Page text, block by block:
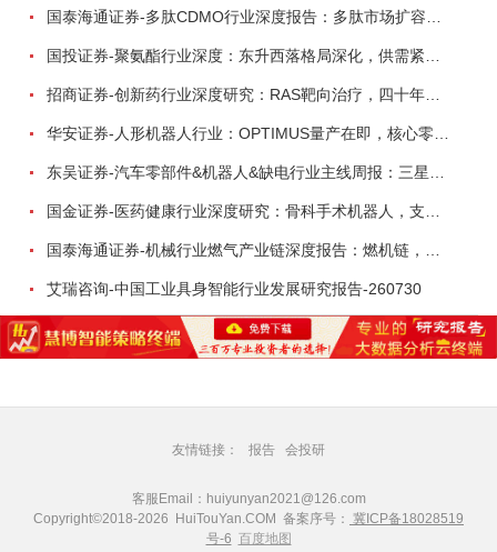
招商证券-创新药行业深度研究：RAS靶向治疗，四十年不可成药的终结，与终结之后的治疗格局演化-260805
艾瑞咨询-中国工业具身智能行业发展研究报告-260730
友情链接： 报告 会投研
客服Email：huiyunyan2021@126.com
Copyright©2018-2026 HuiTouYan.COM 备案序号： 冀ICP备18028519
号-6 百度地图